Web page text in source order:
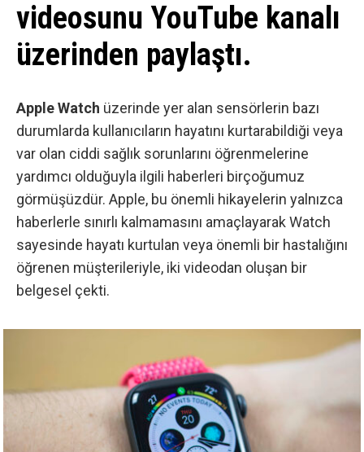
videosunu YouTube kanalı
üzerinden paylaştı.
Apple Watch üzerinde yer alan sensörlerin bazı
durumlarda kullanıcıların hayatını kurtarabildiği veya
var olan ciddi sağlık sorunlarını öğrenmelerine
yardımcı olduğuyla ilgili haberleri birçoğumuz
görmüşüzdür. Apple, bu önemli hikayelerin yalnızca
haberlerle sınırlı kalmamasını amaçlayarak Watch
sayesinde hayatı kurtulan veya önemli bir hastalığını
öğrenen müşterileriyle, iki videodan oluşan bir
belgesel çekti.